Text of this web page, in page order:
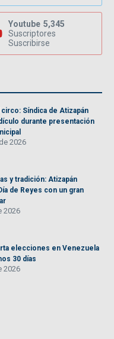
Youtube 5,345
Suscriptores
Suscribirse
circo: Síndica de Atizapán
durante presentación
2026
y tradición: Atizapán
de Reyes con un gran
2026
elecciones en Venezuela
30 días
2026